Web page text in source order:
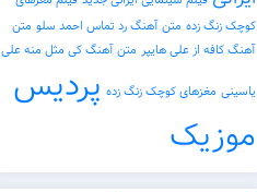
کوچک زنگ زده متن آهنگ رد تماس احمد سلو متن
آهنگ کافه از علی هایپر متن آهنگ کی مثل منه علی
یاسینی مغزهای کوچک زنگ زده پردیس
موزیک